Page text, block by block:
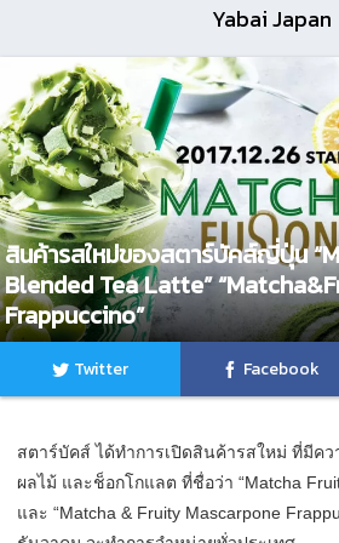
Yabai Japan
สินค้ารสใหม่ของสตาร์บัคส์ญี่ปุ่น
Blended Tea Latte”
Frappuccino”
Twitter Facebook
สตาร์บัคส์ ได้ทำการเปิดสินค้ารสใหม่ ที่มีค
ผลไม้ และช็อกโกแลต ที่ชื่อว่า “Matcha
และ “Matcha & Fruity Mascarpone